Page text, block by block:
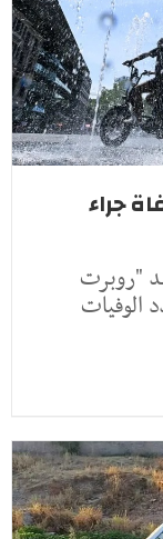
حالة وفاة جراء
"روبرت
الوفيات